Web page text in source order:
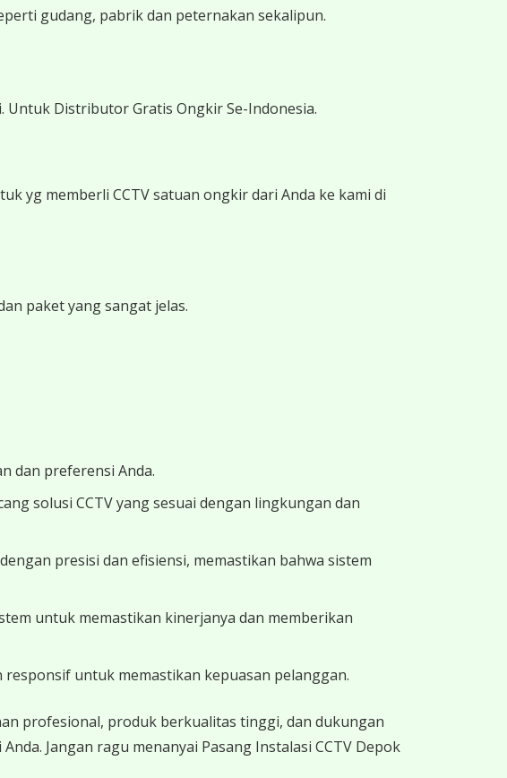
gudang, pabrik dan peternakan sekalipun.
Distributor Gratis Ongkir Se-Indonesia.
yg memberli CCTV satuan ongkir dari Anda ke kami di
paket yang sangat jelas.
dan preferensi Anda.
solusi CCTV yang sesuai dengan lingkungan dan
presisi dan efisiensi, memastikan bahwa sistem
untuk memastikan kinerjanya dan memberikan
untuk memastikan kepuasan pelanggan.
profesional, produk berkualitas tinggi, dan dukungan
Jangan ragu menanyai Pasang Instalasi CCTV Depok